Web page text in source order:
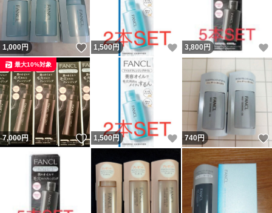
1,000円 いいね！
1,500円 いいね！
3,800 円
7,000円 いいね！
最大10%対象
1,500円 いいね！
740円